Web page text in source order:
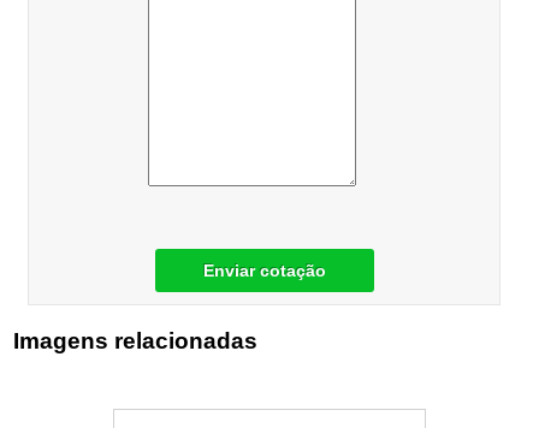
Enviar cotação
Imagens relacionadas